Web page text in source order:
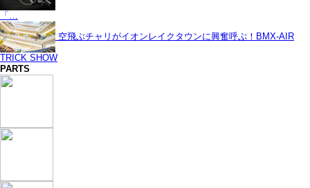
「…
空飛ぶチャリがイオンレイクタウンに興奮呼ぶ！BMX-AIR
TRICK SHOW
PARTS